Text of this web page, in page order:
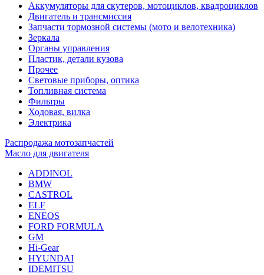
Аккумуляторы для скутеров, мотоциклов, квадроциклов
Двигатель и трансмиссия
Запчасти тормозной системы (мото и велотехника)
Зеркала
Органы управления
Пластик, детали кузова
Прочее
Световые приборы, оптика
Топливная система
Фильтры
Ходовая, вилка
Электрика
Распродажа мотозапчастей
Масло для двигателя
ADDINOL
BMW
CASTROL
ELF
ENEOS
FORD FORMULA
GM
Hi-Gear
HYUNDAI
IDEMITSU